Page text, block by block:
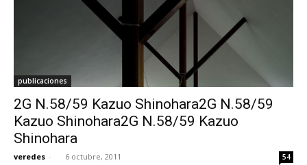
publicaciones
2G N.58/59 Kazuo Shinohara2G N.58/59
Kazuo Shinohara2G N.58/59 Kazuo
Shinohara
veredes - 6 octubre, 2011 54